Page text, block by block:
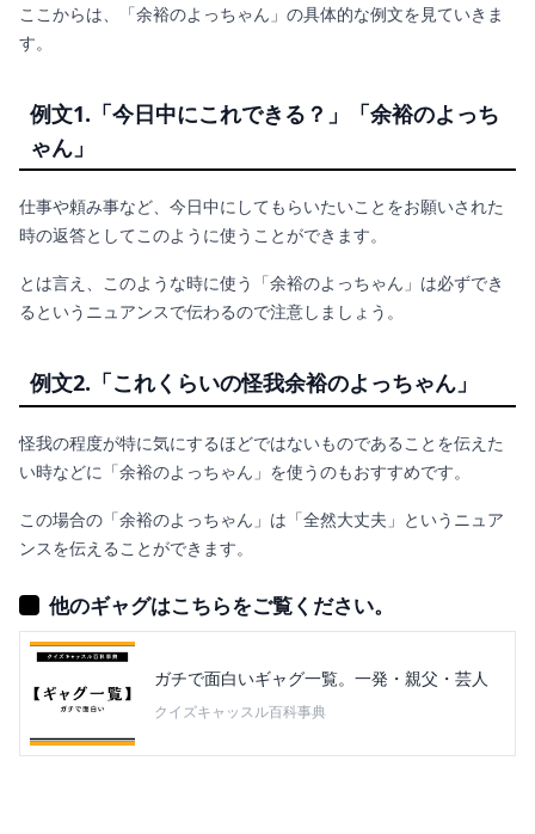
ここからは、「余裕のよっちゃん」の具体的な例文を見ていきま
す。
例文1.「今日中にこれできる？」「余裕のよっち
ゃん」
仕事や頼み事など、今日中にしてもらいたいことをお願いされた
時の返答としてこのように使うことができます。
とは言え、このような時に使う「余裕のよっちゃん」は必ずでき
るというニュアンスで伝わるので注意しましょう。
例文2.「これくらいの怪我余裕のよっちゃん」
怪我の程度が特に気にするほどではないものであることを伝えた
い時などに「余裕のよっちゃん」を使うのもおすすめです。
この場合の「余裕のよっちゃん」は「全然大丈夫」というニュア
ンスを伝えることができます。
他のギャグはこちらをご覧ください。
ガチで面白いギャグ一覧。一発・親父・芸人
クイズキャッスル百科事典